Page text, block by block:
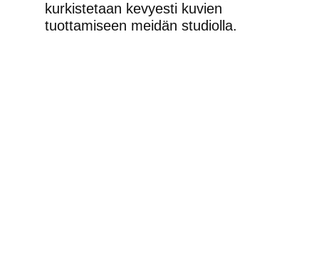
kurkistetaan kevyesti kuvien
tuottamiseen meidän studiolla.